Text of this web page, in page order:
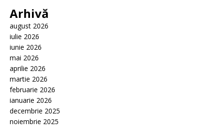
Arhivă
august 2026
iulie 2026
iunie 2026
mai 2026
aprilie 2026
martie 2026
februarie 2026
ianuarie 2026
decembrie 2025
noiembrie 2025